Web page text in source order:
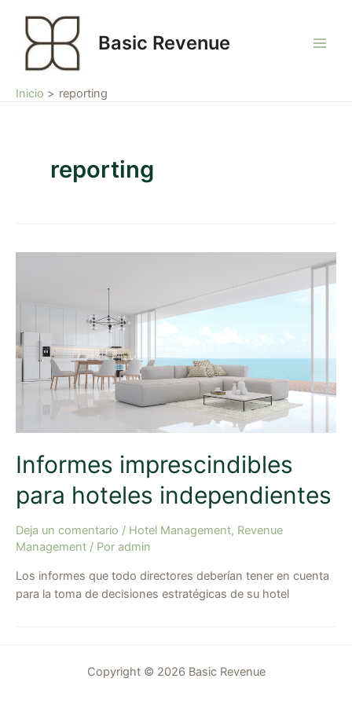
contenido
Basic Revenue
Inicio reporting
reporting
Informes imprescindibles
para hoteles independientes
Deja un comentario / Hotel Management, Revenue
Management / Por admin
Los informes que todo directores deberían tener en cuenta
para la toma de decisiones estratégicas de su hotel
Copyright © 2026 Basic Revenue